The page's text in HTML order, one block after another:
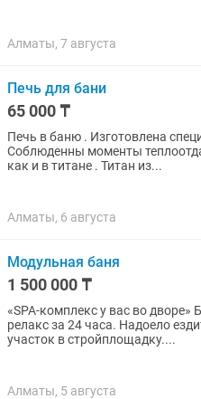
Алматы, 7 августа
Печь для бани
65 000 ₸
Печь в баню . Изготовлена
Соблюденны моменты
как и в титане . Титан из...
Алматы, 6 августа
Модульная баня
1 500 000 ₸
«SPA-комплекс у вас во дворе» Баня, которая приедет к вам сама! Запускаем ваш личный
релакс за 24 часа. Надоело ездить в общественные сауны? Постройте свою, не превращая
участок в стройплощадку....
Алматы, 5 августа